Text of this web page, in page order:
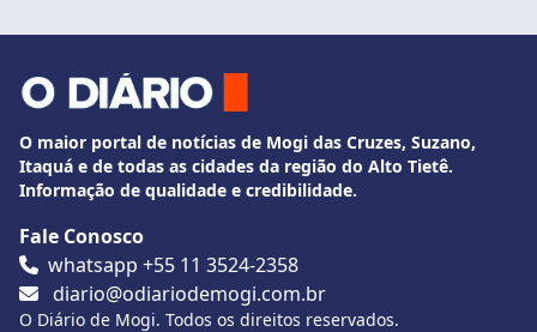
O maior portal de notícias de Mogi das Cruzes, Suzano,
Itaquá e de todas as cidades da região do Alto Tietê.
Informação de qualidade e credibilidade.
Fale Conosco
whatsapp +55 11 3524-2358
diario@odiariodemogi.com.br
O Diário de Mogi. Todos os direitos reservados.